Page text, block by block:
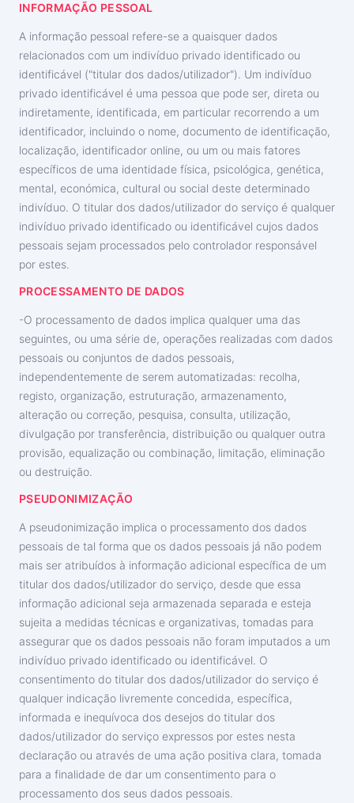
INFORMAÇÃO PESSOAL
A informação pessoal refere-se a quaisquer dados
relacionados com um indivíduo privado identificado ou
identificável ("titular dos dados/utilizador"). Um indivíduo
privado identificável é uma pessoa que pode ser, direta ou
indiretamente, identificada, em particular recorrendo a um
identificador, incluindo o nome, documento de identificação,
localização, identificador online, ou um ou mais fatores
específicos de uma identidade física, psicológica, genética,
mental, económica, cultural ou social deste determinado
indivíduo. O titular dos dados/utilizador do serviço é qualquer
indivíduo privado identificado ou identificável cujos dados
pessoais sejam processados pelo controlador responsável
por estes.
PROCESSAMENTO DE DADOS
-O processamento de dados implica qualquer uma das
seguintes, ou uma série de, operações realizadas com dados
pessoais ou conjuntos de dados pessoais,
independentemente de serem automatizadas: recolha,
registo, organização, estruturação, armazenamento,
alteração ou correção, pesquisa, consulta, utilização,
divulgação por transferência, distribuição ou qualquer outra
provisão, equalização ou combinação, limitação, eliminação
ou destruição.
PSEUDONIMIZAÇÃO
A pseudonimização implica o processamento dos dados
pessoais de tal forma que os dados pessoais já não podem
mais ser atribuídos à informação adicional específica de um
titular dos dados/utilizador do serviço, desde que essa
informação adicional seja armazenada separada e esteja
sujeita a medidas técnicas e organizativas, tomadas para
assegurar que os dados pessoais não foram imputados a um
indivíduo privado identificado ou identificável. O
consentimento do titular dos dados/utilizador do serviço é
qualquer indicação livremente concedida, específica,
informada e inequívoca dos desejos do titular dos
dados/utilizador do serviço expressos por estes nesta
declaração ou através de uma ação positiva clara, tomada
para a finalidade de dar um consentimento para o
processamento dos seus dados pessoais.